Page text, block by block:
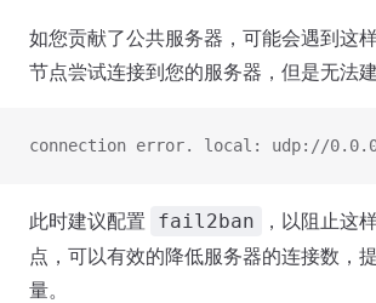
如您贡献了公共服务器，可能会遇到这
节点尝试连接到您的服务器，但是无法
connection error. local: udp://
此时建议配置 fail2ban
，以阻止这
点，可以有效的降低服务器的连接数，
量。